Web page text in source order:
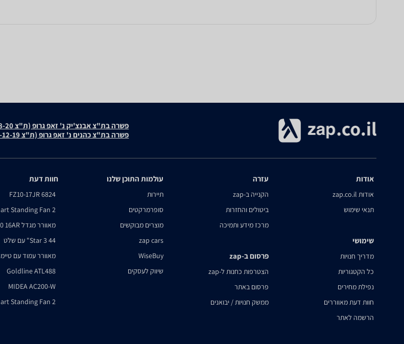
פשרה בת"צ אבנצ'יק נ' זאפ גרופ (ת"צ 23008-08-20)
פשרה בת"צ כהנים נ' זאפ גרופ (ת"צ 60371-12-19)
אודות
אודות zap.co.il
תנאי שימוש
שימושי
מדריך חנויות
כל הקטגוריות
נפילת מחירים
חוות דעת מאווררים
הרשמה לאתר
עזרה
הקנייה ב-zap
ביטולים והחזרות
מרכז מידע ותמיכה
פרסום ב-zap
הצטרפות כחנות ל-zap
פרסום באתר
ממשק חנויות / יבואנים
עולמות התוכן שלנו
תיירות
סופרמרקטים
מוצרים מבוקשים
zap cars
WiseBuy
שיווק לעסקים
חוות דעת
FZ10-17JR 6824
Standing Fan 2
מאוורר מגדל FZ10 16AR
Star 3 44" עם שלט
מאוורר עמוד עם טיימר
Goldline ATL488
MIDEA AC200-W
Standing Fan 2